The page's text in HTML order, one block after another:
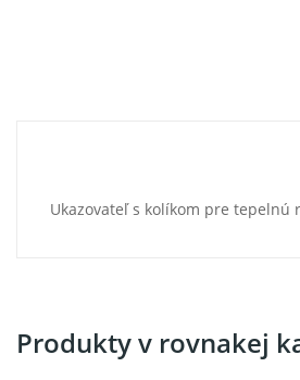
Ukazovateľ s kolíkom pre tepelnú
Produkty v rovnakej